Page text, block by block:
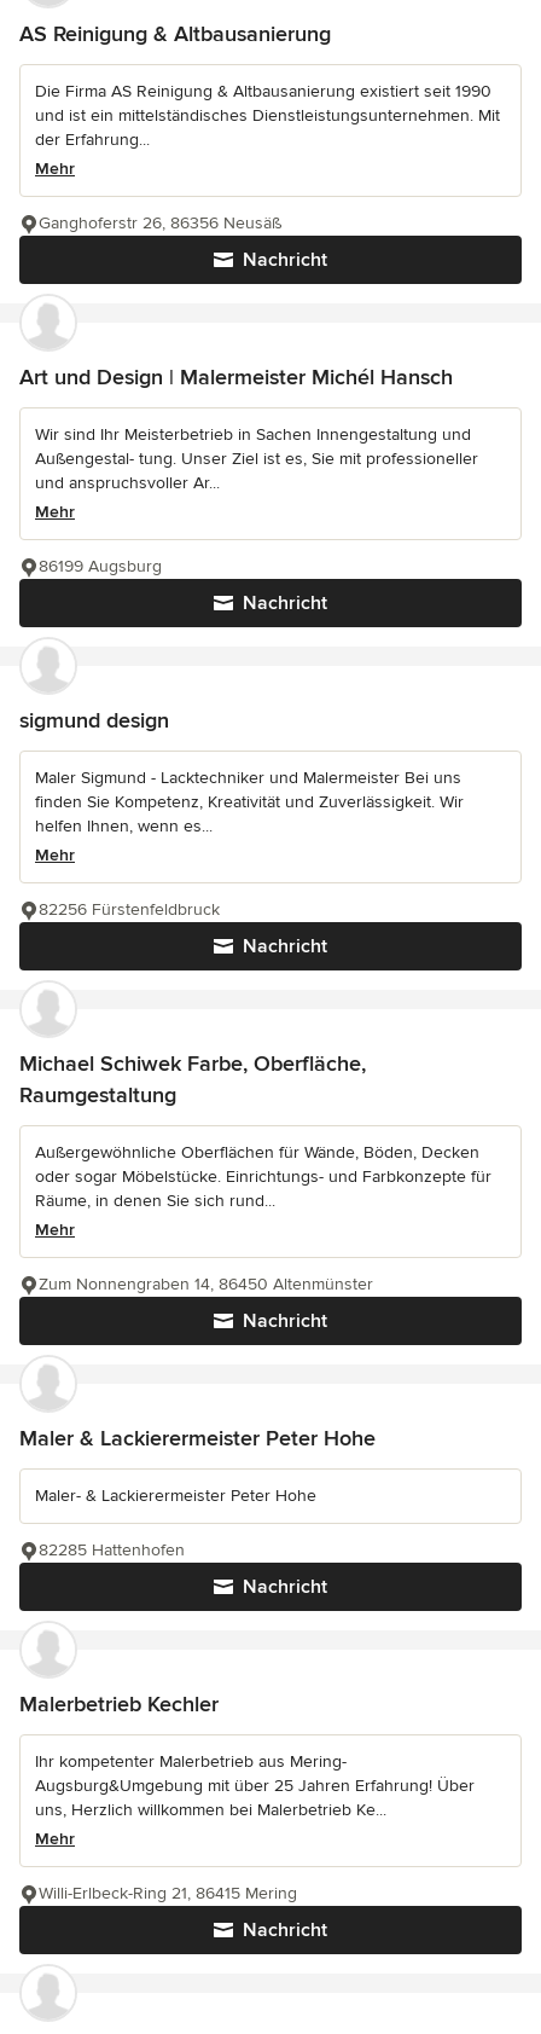
AS Reinigung & Altbausanierung
Die Firma AS Reinigung & Altbausanierung existiert seit 1990
und ist ein mittelständisches Dienstleistungsunternehmen. Mit
der Erfahrung...
Mehr
Nachricht
Ganghoferstr 26, 86356 Neusäß
Art und Design | Malermeister Michél Hansch
Wir sind Ihr Meisterbetrieb in Sachen Innengestaltung und
Außengestal- tung. Unser Ziel ist es, Sie mit professioneller
und anspruchsvoller Ar...
Mehr
Nachricht
86199 Augsburg
sigmund design
Maler Sigmund - Lacktechniker und Malermeister Bei uns
finden Sie Kompetenz, Kreativität und Zuverlässigkeit. Wir
helfen Ihnen, wenn es...
Mehr
Nachricht
82256 Fürstenfeldbruck
Michael Schiwek Farbe, Oberfläche,
Raumgestaltung
Außergewöhnliche Oberflächen für Wände, Böden, Decken
oder sogar Möbelstücke. Einrichtungs- und Farbkonzepte für
Räume, in denen Sie sich rund...
Mehr
Nachricht
Zum Nonnengraben 14, 86450 Altenmünster
Maler & Lackierermeister Peter Hohe
Maler- & Lackierermeister Peter Hohe
Nachricht
82285 Hattenhofen
Malerbetrieb Kechler
Ihr kompetenter Malerbetrieb aus Mering-
Augsburg&Umgebung mit über 25 Jahren Erfahrung! Über
uns, Herzlich willkommen bei Malerbetrieb Ke...
Mehr
Nachricht
Willi-Erlbeck-Ring 21, 86415 Mering